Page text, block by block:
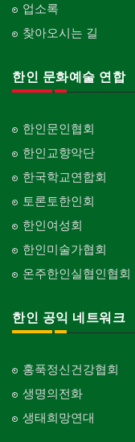
업소록
찾아오시는 길
한인 문화예술 연합
한인문인협회
한인교향악단
한국학교연합회
토론토한인회
한인여성회
한인미술가협회
온주한인실협인협회
한인 공익 네트워크
홍푹정신건강협회
생명의전화
생태희망연대